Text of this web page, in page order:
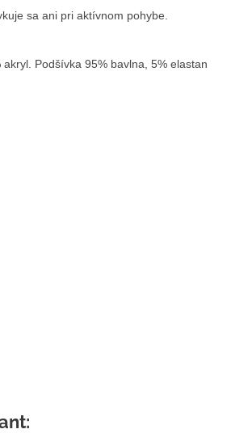
sa ani pri aktívnom pohybe.
Podšívka 95% bavlna, 5% elastan